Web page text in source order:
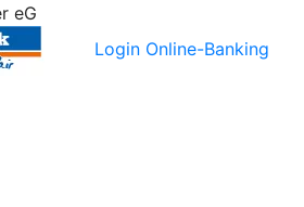
eG
Login Online-Banking